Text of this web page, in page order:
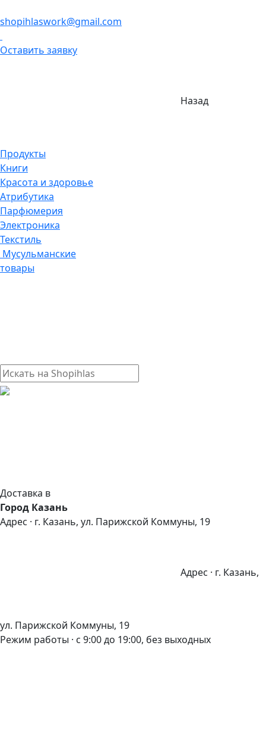
shopihlaswork@gmail.com
Оставить заявку
Назад
Продукты
Книги
Красота и здоровье
Атрибутика
Парфюмерия
Электроника
Текстиль
Мусульманские
товары
Доставка в
Город Казань
Адрес · г. Казань, ул. Парижской Коммуны, 19
Адрес · г. Казань,
ул. Парижской Коммуны, 19
Режим работы · с 9:00 до 19:00, без выходных